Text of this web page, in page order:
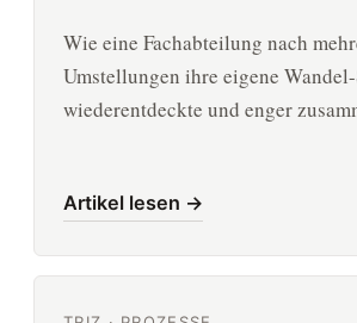
Wie eine Fachabteilung nach
Umstellungen ihre eigene
wiederentdeckte und enger
Artikel lesen →